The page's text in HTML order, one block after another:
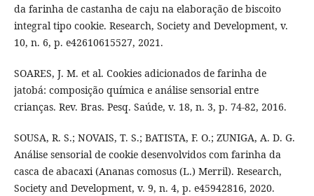
da farinha de castanha de caju na elaboração de biscoito
integral tipo cookie. Research, Society and Development, v.
10, n. 6, p. e42610615527, 2021.
SOARES, J. M. et al. Cookies adicionados de farinha de
jatobá: composição química e análise sensorial entre
crianças. Rev. Bras. Pesq. Saúde, v. 18, n. 3, p. 74-82, 2016.
SOUSA, R. S.; NOVAIS, T. S.; BATISTA, F. O.; ZUNIGA, A. D. G.
Análise sensorial de cookie desenvolvidos com farinha da
casca de abacaxi (Ananas comosus (L.) Merril). Research,
Society and Development, v. 9, n. 4, p. e45942816, 2020.